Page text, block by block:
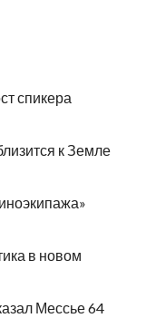
спикера
к Земле
в новом
Мессье 64